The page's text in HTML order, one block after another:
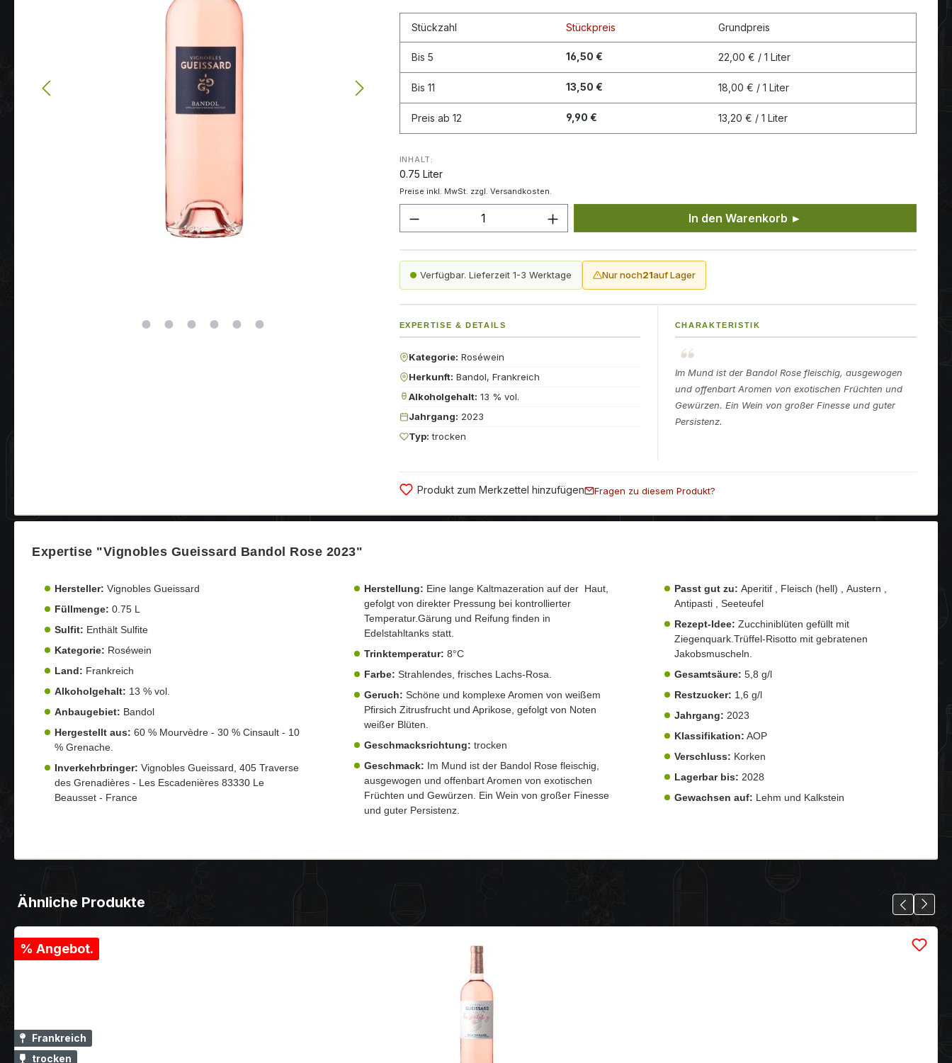
Stückzahl Stückpreis Grundpreis
Bis 5 16,50 € 22,00 € / 1 Liter
Bis 11 13,50 € 18,00 € / 1 Liter
Preis ab 12 9,90 € 13,20 € / 1 Liter
INHALT:
0.75 Liter
Preise inkl. MwSt. zzgl. Versandkosten.
Produkt Anzahl: Gib den gewünschten Wert ein oder benutze die
In den Warenkorb ►
Verfügbar. Lieferzeit 1-3 Werktage Nur noch21auf Lager
EXPERTISE & DETAILS
Kategorie: Roséwein
Herkunft: Bandol, Frankreich
Alkoholgehalt: 13 % vol.
Jahrgang: 2023
Typ: trocken
CHARAKTERISTIK
Im Mund ist der Bandol Rose fleischig, ausgewogen
und offenbart Aromen von exotischen Früchten und
Gewürzen. Ein Wein von großer Finesse und guter
Persistenz.
Produkt zum Merkzettel hinzufügen Fragen zu diesem Produkt?
Expertise "Vignobles Gueissard Bandol Rose 2023"
Hersteller: Vignobles Gueissard
Füllmenge: 0.75 L
Sulfit: Enthält Sulfite
Kategorie: Roséwein
Land: Frankreich
Alkoholgehalt: 13 % vol.
Anbaugebiet: Bandol
Hergestellt aus: 60 % Mourvèdre - 30 % Cinsault - 10
% Grenache.
Inverkehrbringer: Vignobles Gueissard, 405 Traverse
des Grenadières - Les Escadenières 83330 Le
Beausset - France
Herstellung: Eine lange Kaltmazeration auf der Haut,
gefolgt von direkter Pressung bei kontrollierter
Temperatur.Gärung und Reifung finden in
Edelstahltanks statt.
Trinktemperatur: 8°C
Farbe: Strahlendes, frisches Lachs-Rosa.
Geruch: Schöne und komplexe Aromen von weißem
Pfirsich Zitrusfrucht und Aprikose, gefolgt von Noten
weißer Blüten.
Geschmacksrichtung: trocken
Geschmack: Im Mund ist der Bandol Rose fleischig,
ausgewogen und offenbart Aromen von exotischen
Früchten und Gewürzen. Ein Wein von großer Finesse
und guter Persistenz.
Passt gut zu:
Antipasti , Seeteufel
Rezept-Idee: Zucchiniblüten gefüllt mit
Ziegenquark.Trüffel-Risotto mit gebratenen
Jakobsmuscheln.
Gesamtsäure: 5,8 g/l
Restzucker: 1,6 g/l
Jahrgang: 2023
Klassifikation: AOP
Verschluss: Korken
Lagerbar bis: 2028
Gewachsen auf: Lehm und Kalkstein
Ähnliche Produkte
% Angebot.
Frankreich
trocken